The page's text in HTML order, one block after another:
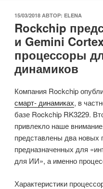
ОПУБЛИКОВАНО
15/03/2018 АВТОР: ELENA
Rockchip
и Gemini
процессоры
динамиков
Компания Rockchip
смарт- динамиках, в
базе Rockchip RK3229.
привлекло наше
представлены два новых
предназначенных для
для ИИ», а именно
Характеристики